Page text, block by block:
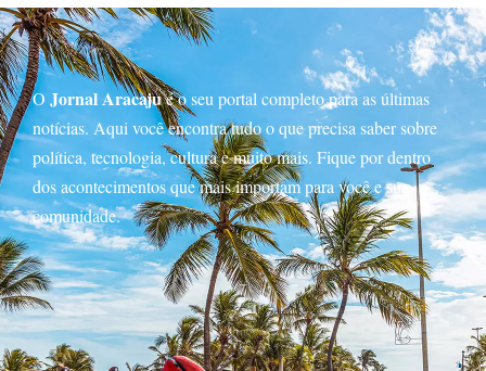
O Jornal Aracajué o seu portal completo para as últimas
notícias. Aqui você encontra tudo o que precisa saber sobre
política, tecnologia, cultura e muito mais. Fique por dentro
dos acontecimentos que mais importam para você e sua
comunidade.